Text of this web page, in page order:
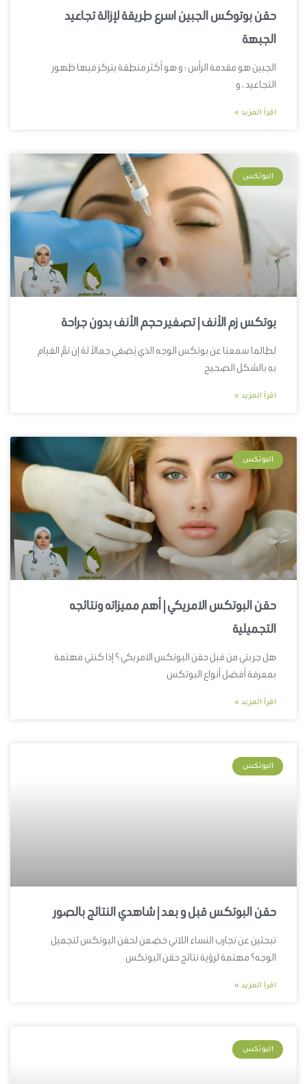
حقن بوتوكس الجبين اسرع طريقة لإزالة تجاعيد
الجبهة
الجبين هو مقدمة الرأس ؛ و هو أكثر منطقة يتركز فيها ظهور
التجاعيد ، و
اقرأ المزيد »
البوتكس
بوتكس زم الأنف | تصغير حجم الأنف بدون جراحة
لطالما سمعنا عن بوتكس الوجه الذي يُضفي جمالاً لهُ إن تمَّ القيام
بهِ بالشكل الصحيح
اقرأ المزيد »
البوتكس
حقن البوتكس الامريكي | أهم مميزاته ونتائجه
التجميلية
هل جربتي من قبل حقن البوتكس الامريكي ؟ إذا كنتي مهتمة
بمعرفة أفضل أنواع البوتكس
اقرأ المزيد »
البوتكس
حقن البوتكس قبل و بعد | شاهدي النتائج بالصور
تبحثين عن تجارب النساء اللاتي خضعن لحقن البوتكس لتجميل
الوجه؟ مهتمة لرؤية نتائج حقن البوتكس
اقرأ المزيد »
البوتكس